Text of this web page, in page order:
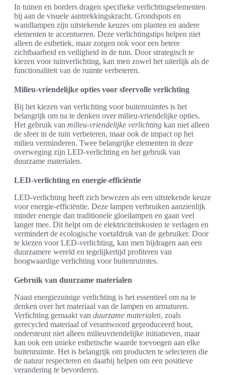
In tuinen en borders dragen specifieke verlichtingselementen
bij aan de visuele aantrekkingskracht. Grondspots en
wandlampen zijn uitstekende keuzes om planten en andere
elementen te accentueren. Deze verlichtingstips helpen niet
alleen de esthetiek, maar zorgen ook voor een betere
zichtbaarheid en veiligheid in de tuin. Door strategisch te
kiezen voor tuinverlichting, kan men zowel het uiterlijk als de
functionaliteit van de ruimte verbeteren.
Milieu-vriendelijke opties voor sfeervolle verlichting
Bij het kiezen van verlichting voor buitenruimtes is het
belangrijk om na te denken over milieu-vriendelijke opties.
Het gebruik van milieu-vriendelijke verlichting kan niet alleen
de sfeer in de tuin verbeteren, maar ook de impact op het
milieu verminderen. Twee belangrijke elementen in deze
overweging zijn LED-verlichting en het gebruik van
duurzame materialen.
LED-verlichting en energie-efficiëntie
LED-verlichting heeft zich bewezen als een uitstekende keuze
voor energie-efficiëntie. Deze lampen verbruiken aanzienlijk
minder energie dan traditionele gloeilampen en gaan veel
langer mee. Dit helpt om de elektriciteitskosten te verlagen en
vermindert de ecologische voetafdruk van de gebruiker. Door
te kiezen voor LED-verlichting, kan men bijdragen aan een
duurzamere wereld en tegelijkertijd profiteren van
hoogwaardige verlichting voor buitenruimtes.
Gebruik van duurzame materialen
Naast energiezuinige verlichting is het essentieel om na te
denken over het materiaal van de lampen en armaturen.
Verlichting gemaakt van duurzame materialen, zoals
gerecycled materiaal of verantwoord geproduceerd hout,
ondersteunt niet alleen milieuvriendelijke initiatieven, maar
kan ook een unieke esthetische waarde toevoegen aan elke
buitenruimte. Het is belangrijk om producten te selecteren die
de natuur respecteren en daarbij helpen om een positieve
verandering te bevorderen.